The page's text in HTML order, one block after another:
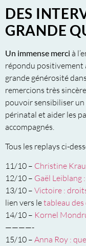
DES
GRANDE
Un immense merci à
répondu positivement
grande générosité
remercions très
pouvoir sensibiliser un
périnatal et aider les
accompagnés.
Tous les replays ci-
11/10 – Christine
12/10 – Gaël Leiblang
13/10 – Victoire :
lien vers letableau
14/10 – Kornel
————-
15/10 – Anna Roy :